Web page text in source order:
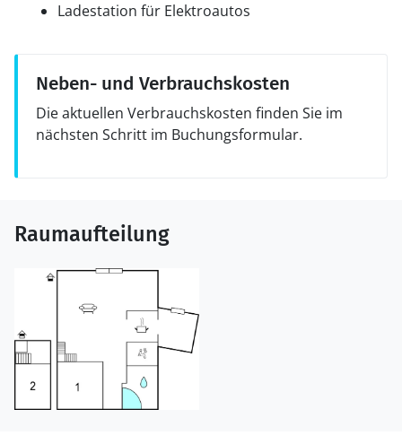
Ladestation für Elektroautos
Neben- und Verbrauchskosten
Die aktuellen Verbrauchskosten finden Sie im
nächsten Schritt im Buchungsformular.
Raumaufteilung